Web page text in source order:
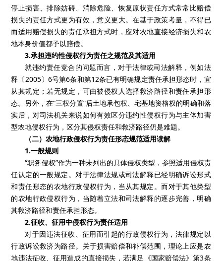
停止损害、排除妨碍、消除危险、恢复原状责任方式常常比赔偿
损失的责任方式更为有效，意义更大。在基于政策考量，不得已
而适用赔偿损失的责任承担方式时，应对农地直接经济损失和农
地本身价值都予以赔偿。
3.承担违约性侵权行为责任之规范及其适用
就违约责任竞合的问题而言，对于法律或司法解释，例如法
释〔2005〕 6号第6条和第12条已有明确规定责任承担形态时，宜
从其规定；若无规定，可由被侵权人选择救济路径和责任承担形
态。另外，在“三权分置”后土地承包权、宅基地资格权的明确和落
实后，对司法机关来说如何有效区分违约性侵权行为与主体加害
型农地侵权行为，区分其侵权责任和救济路径仍是难题。
（二）农地行政侵权行为责任形态规范适用读解
1.一般规则
“职务侵权”作为一种未列出的具体侵权类型，参照适用侵权责
任认定的一般规定。对于法律法规或司法解释已经明确诉讼形式
和责任形态的农地行政侵权行为，当从其规定。而对于其他类型
的农地行政侵权行为，当随着立法和司法解释的逐步完善，明确
其救济路径和责任承担形态。
2.征收、征用中侵权行为责任适用
对于因违法征收、征用而引起的行政侵权行为，法律规定以
行政诉讼救济为路径。关于损害赔偿和补偿范围，理论上应是农
地违法征收、征用造成的直接损失，若满足《国家赔偿法》第3条